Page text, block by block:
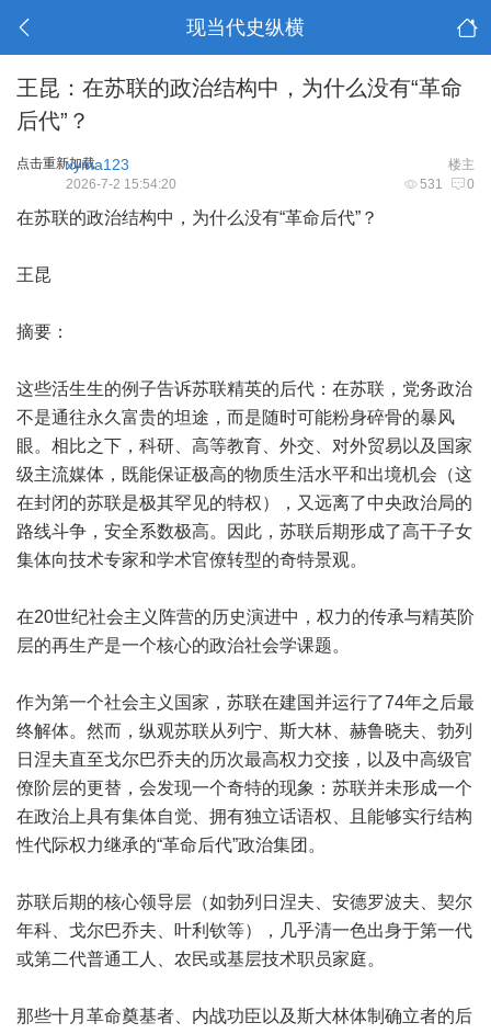
现当代史纵横
王昆：在苏联的政治结构中，为什么没有“革命
后代”？
点击重新加载 楼主
xyma123
531 0
2026-7-2 15:54:20
在苏联的政治结构中，为什么没有“革命后代”？
王昆
摘要：
这些活生生的例子告诉苏联精英的后代：在苏联，党务政治
不是通往永久富贵的坦途，而是随时可能粉身碎骨的暴风
眼。相比之下，科研、高等教育、外交、对外贸易以及国家
级主流媒体，既能保证极高的物质生活水平和出境机会（这
在封闭的苏联是极其罕见的特权），又远离了中央政治局的
路线斗争，安全系数极高。因此，苏联后期形成了高干子女
集体向技术专家和学术官僚转型的奇特景观。
在20世纪社会主义阵营的历史演进中，权力的传承与精英阶
层的再生产是一个核心的政治社会学课题。
作为第一个社会主义国家，苏联在建国并运行了74年之后最
终解体。然而，纵观苏联从列宁、斯大林、赫鲁晓夫、勃列
日涅夫直至戈尔巴乔夫的历次最高权力交接，以及中高级官
僚阶层的更替，会发现一个奇特的现象：苏联并未形成一个
在政治上具有集体自觉、拥有独立话语权、且能够实行结构
性代际权力继承的“革命后代”政治集团。
苏联后期的核心领导层（如勃列日涅夫、安德罗波夫、契尔
年科、戈尔巴乔夫、叶利钦等），几乎清一色出身于第一代
或第二代普通工人、农民或基层技术职员家庭。
那些十月革命奠基者、内战功臣以及斯大林体制确立者的后